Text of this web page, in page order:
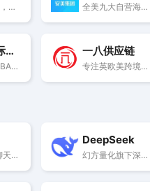
8年行业经验，专注欧美日加澳一件代发、FBA退货换标、FBA中转补仓等仓储服务，致力于为客户提供高效、可靠的仓储物流服务 全美九大自营海外仓，专注中大件一件代发，提供清关拖柜、快递卡派等服务
柏思域国际货运
专注亚马逊FBA跨境物流进出口10年庄家，海外仓清库存等电商综合物流服务
一八供应链
专注英欧美跨境物流，亚马逊FBA服务，海外仓服务
地表最强AI聊天机器人
DeepSeek
幻方量化旗下深度求索推出的开源大模型和聊天助手